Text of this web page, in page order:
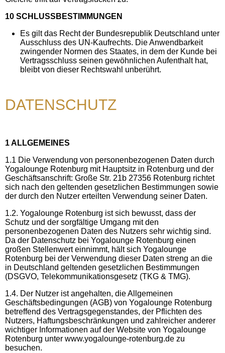
10 SCHLUSSBESTIMMUNGEN
Es gilt das Recht der Bundesrepublik Deutschland unter
Ausschluss des UN-Kaufrechts. Die Anwendbarkeit
zwingender Normen des Staates, in dem der Kunde bei
Vertragsschluss seinen gewöhnlichen Aufenthalt hat,
bleibt von dieser Rechtswahl unberührt.
DATENSCHUTZ
1 ALLGEMEINES
1.1 Die Verwendung von personenbezogenen Daten durch
Yogalounge Rotenburg mit Hauptsitz in Rotenburg und der
Geschäftsanschrift: Große Str. 21b 27356 Rotenburg richtet
sich nach den geltenden gesetzlichen Bestimmungen sowie
der durch den Nutzer erteilten Verwendung seiner Daten.
1.2. Yogalounge Rotenburg ist sich bewusst, dass der
Schutz und der sorgfältige Umgang mit den
personenbezogenen Daten des Nutzers sehr wichtig sind.
Da der Datenschutz bei Yogalounge Rotenburg einen
großen Stellenwert einnimmt, hält sich Yogalounge
Rotenburg bei der Verwendung dieser Daten streng an die
in Deutschland geltenden gesetzlichen Bestimmungen
(DSGVO, Telekommunikationsgesetz (TKG & TMG).
1.4. Der Nutzer ist angehalten, die Allgemeinen
Geschäftsbedingungen (AGB) von Yogalounge Rotenburg
betreffend des Vertragsgegenstandes, der Pflichten des
Nutzers, Haftungsbeschränkungen und zahlreicher anderer
wichtiger Informationen auf der Website von Yogalounge
Rotenburg unter www.yogalounge-rotenburg.de zu
besuchen.